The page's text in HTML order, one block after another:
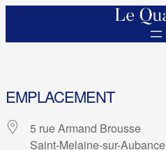
EMPLACEMENT
5 rue Armand Brousse
Saint-Melaine-sur-Aubance